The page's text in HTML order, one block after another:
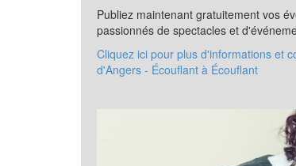
Publiez maintenant gratuitement vos
passionnés de spectacles et
Cliquez ici pour plus d'informations et
d'Angers - Écouflant à Écouflant